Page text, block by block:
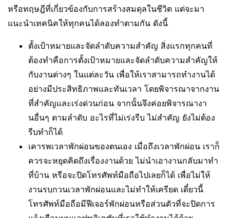
หรือทฤษฎีที่เกี่ยวข้องกับการสร้างสมดุลในชีวิต แต่จะมา
แนะนำเทคนิคให้ทุกคนได้ลองทำตามกัน ดังนี้
ตั้งเป้าหมายและจัดลำดับความสำคัญ สิ่งแรกทุกคนที่
ต้องทำคือการตั้งเป้าหมายและจัดลำดับความสำคัญให้
กับงานต่างๆ ในแต่ละวัน เพื่อให้เราสามารถทำงานได้
อย่างมีประสิทธิภาพและทันเวลา โดยพิจารณาจากงาน
ที่สำคัญและเร่งด่วนก่อน จากนั้นจึงค่อยพิจารณางา
นอื่นๆ ตามลำดับ อะไรที่ไม่เร่งรีบ ไม่สำคัญ ยังไม่ต้อง
รีบทำก็ได้
เคารพเวลาพักผ่อนของตนเอง เมื่อถึงเวลาพักผ่อน เราก็
ควรจะหยุดคิดถึงเรื่องงานด้วย ไม่นำเอางานกลับมาทำ
ที่บ้าน หรือจะปิดโทรศัพท์มือถือไปเลยก็ได้ เพื่อไม่ให้
งานรบกวนเวลาพักผ่อนและไม่ทำให้เครียด เดี๋ยวนี้
โทรศัพท์มือถือมีฟีเจอร์พักผ่อนหรือส่วนตัวที่จะปิดการ